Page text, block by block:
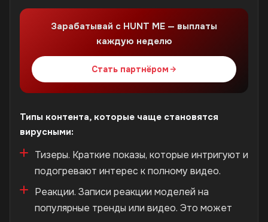
Зарабатывай с HUNT ME — выплаты
каждую неделю
Стать партнёром
Типы контента, которые чаще становятся
вирусными:
Тизеры. Краткие показы, которые интригуют и
подогревают интерес к полному видео.
Реакции. Записи реакции моделей на
популярные тренды или видео. Это может